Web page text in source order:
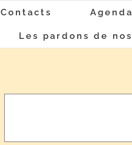
Contacts
Les pardons de